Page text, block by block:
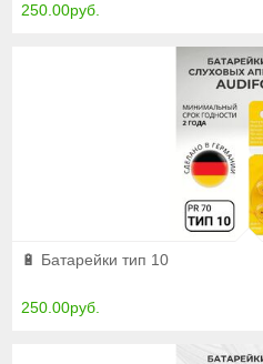
250.00руб.
🔋 Батарейки тип 10
250.00руб.